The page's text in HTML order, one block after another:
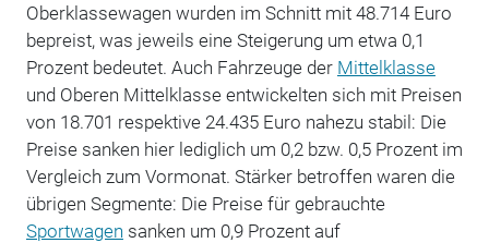
Oberklassewagen wurden im Schnitt mit 48.714 Euro
bepreist, was jeweils eine Steigerung um etwa 0,1
Prozent bedeutet. Auch Fahrzeuge der Mittelklasse
und Oberen Mittelklasse entwickelten sich mit Preisen
von 18.701 respektive 24.435 Euro nahezu stabil: Die
Preise sanken hier lediglich um 0,2 bzw. 0,5 Prozent im
Vergleich zum Vormonat. Stärker betroffen waren die
übrigen Segmente: Die Preise für gebrauchte
Sportwagen sanken um 0,9 Prozent auf